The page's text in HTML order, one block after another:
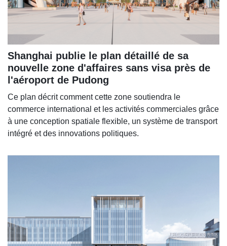
Shanghai publie le plan détaillé de sa
nouvelle zone d'affaires sans visa près de
l'aéroport de Pudong
Ce plan décrit comment cette zone soutiendra le
commerce international et les activités commerciales grâce
à une conception spatiale flexible, un système de transport
intégré et des innovations politiques.